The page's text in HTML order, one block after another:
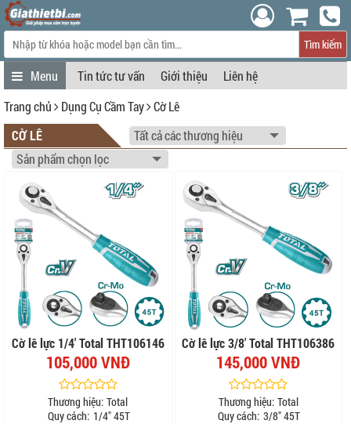
Tìm kiếm
Tin tức tư vấn Giới thiệu
Liên hệ
Trang chủ
Dụng Cụ Cầm Tay Cờ Lê
CỜ LÊ
Cờ lê lực 1/4' Total THT106146
105,000 VNĐ
Thương hiệu: Total
Quy cách: 1/4" 45T
Cờ lê lực 3/8' Total THT106386
145,000 VNĐ
Thương hiệu: Total
Quy cách: 3/8" 45T